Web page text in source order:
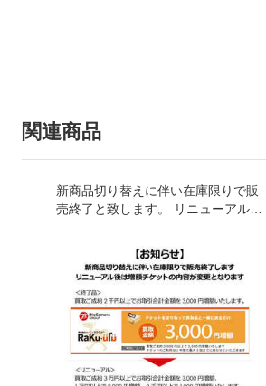
関連商品
新商品切り替えに伴い在庫限りで販
売終了と致します。 リニューアル後